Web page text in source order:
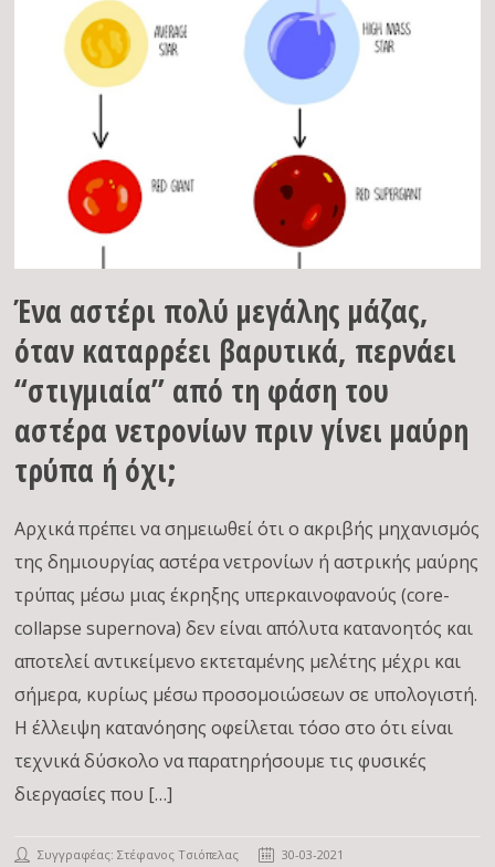
Ένα αστέρι πολύ μεγάλης μάζας,
όταν καταρρέει βαρυτικά, περνάει
“στιγμιαία” από τη φάση του
αστέρα νετρονίων πριν γίνει μαύρη
τρύπα ή όχι;
Αρχικά πρέπει να σημειωθεί ότι o ακριβής μηχανισμός
της δημιουργίας αστέρα νετρονίων ή αστρικής μαύρης
τρύπας μέσω μιας έκρηξης υπερκαινοφανούς (core-
collapse supernova) δεν είναι απόλυτα κατανοητός και
αποτελεί αντικείμενο εκτεταμένης μελέτης μέχρι και
σήμερα, κυρίως μέσω προσομοιώσεων σε υπολογιστή.
Η έλλειψη κατανόησης οφείλεται τόσο στο ότι είναι
τεχνικά δύσκολο να παρατηρήσουμε τις φυσικές
διεργασίες που […]
Συγγραφέας:Στέφανος Τσιόπελας
30-03-2021